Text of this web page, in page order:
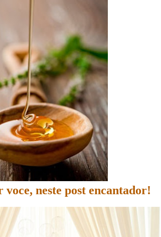
voce, neste post encantador!